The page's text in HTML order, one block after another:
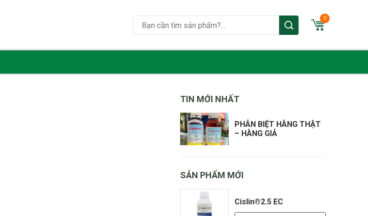
0
TIN MỚI NHẤT
PHÂN BIỆT HÀNG THẬT
– HÀNG GIẢ
SẢN PHẨM MỚI
Cislin®2.5 EC